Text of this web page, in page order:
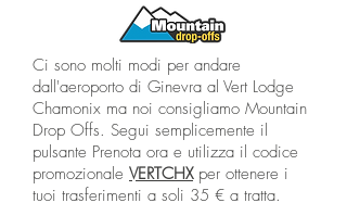
Ci sono molti modi per andare
dall'aeroporto di Ginevra al Vert Lodge
Chamonix ma noi consigliamo Mountain
Drop Offs. Segui semplicemente il
pulsante Prenota ora e utilizza il codice
promozionale VERTCHXper ottenere i
tuoi trasferimenti a soli 35 € a tratta.